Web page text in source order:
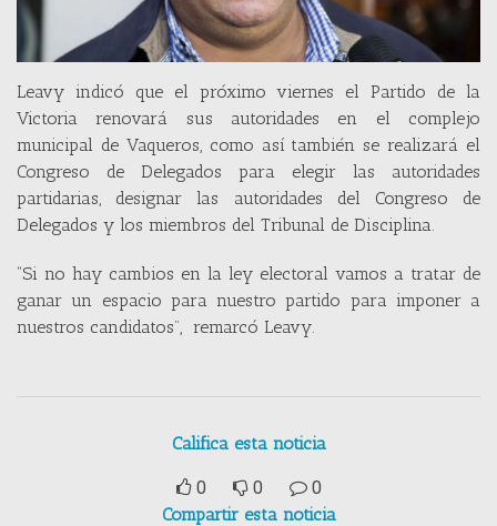
Leavy indicó que el próximo viernes el Partido de la
Victoria renovará sus autoridades en el complejo
municipal de Vaqueros, como así también se realizará el
Congreso de Delegados para elegir las autoridades
partidarias, designar las autoridades del Congreso de
Delegados y los miembros del Tribunal de Disciplina.
“Si no hay cambios en la ley electoral vamos a tratar de
ganar un espacio para nuestro partido para imponer a
nuestros candidatos”, remarcó Leavy.
Califica esta noticia
0 0
0
Compartir esta noticia